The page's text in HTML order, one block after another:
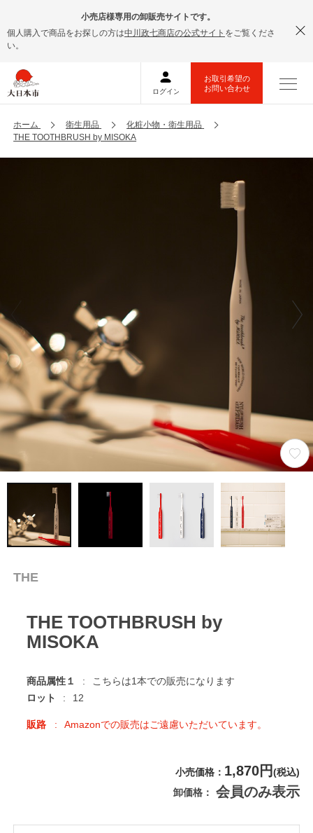
小売店様専用の卸販売サイトです。
個人購入で商品をお探しの方は中川政七商店の公式サイト をご覧くださ
い。
ホーム 衛生用品
化粧小物・衛生用品
THE TOOTHBRUSH by MISOKA
THE
THE TOOTHBRUSH by
MISOKA
商品属性１
こちらは1本での販売になります
ロット
12
販路 Amazonでの販売はご遠慮いただいています。
小売価格 1,870円(税込)
卸価格
会員のみ表示